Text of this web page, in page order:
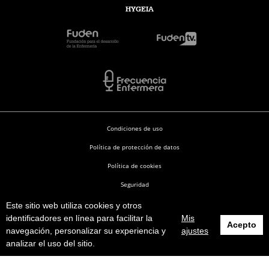
Este sitio web utiliza cookies y otros
identificadores en línea para facilitar la
navegación, personalizar su experiencia y
analizar el uso del sitio.
Mis
ajustes
Acepto
HYGEIA
Enfermería en Desarrollo © 2026
Condiciones de uso
Política de protección de datos
Política de cookies
Seguridad